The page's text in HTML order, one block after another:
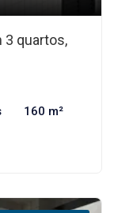
3 quartos,
160 m²